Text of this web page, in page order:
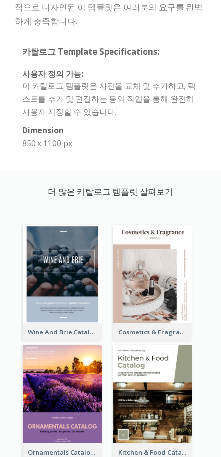
적으로 디자인된 이 템플릿은 여러분의 요구를 완벽
하게 충족합니다.
카탈로그 Template Specifications:
사용자 정의 가능:
이 카탈로그 템플릿은 사진을 교체 및 추가하고, 텍
스트를 추가 및 편집하는 등의 작업을 통해 완전히
사용자 지정할 수 있습니다.
Dimension
850 x 1100 px
더 많은 카탈로그 템플릿 살펴보기
Wine And Brie Catalog Cosmetics & Fragrance Catalog
Ornamentals Catalog Kitchen & Food Catalog